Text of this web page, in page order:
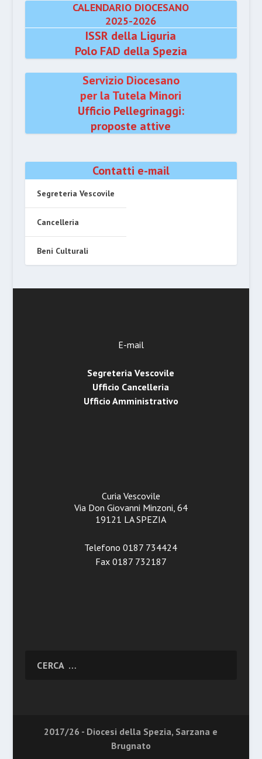
CALENDARIO DIOCESANO
2025-2026
ISSR della Liguria
Polo FAD della Spezia
Servizio Diocesano
per la Tutela Minori
Ufficio Pellegrinaggi:
proposte attive
Contatti e-mail
Segreteria Vescovile
Cancelleria
Beni Culturali
E-mail
Segreteria Vescovile
Ufficio Cancelleria
Ufficio Amministrativo
Curia Vescovile
Via Don Giovanni Minzoni, 64
19121 LA SPEZIA
Telefono 0187 734424
Fax 0187 732187
2017/26 - Diocesi della Spezia, Sarzana e
Brugnato